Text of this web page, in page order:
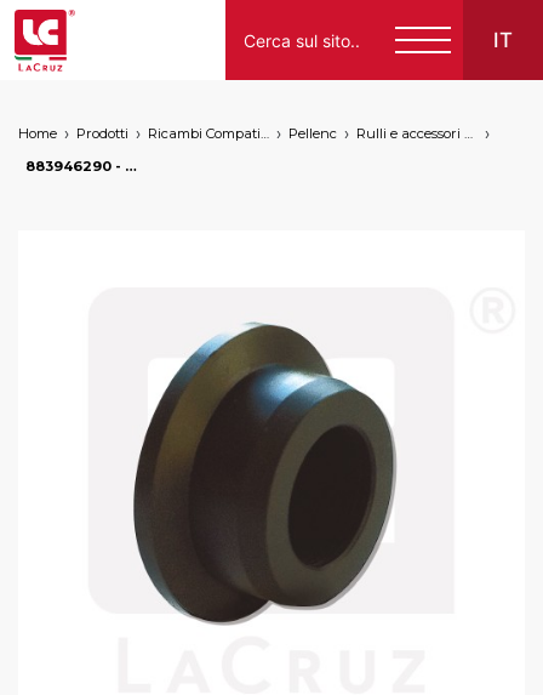
IT
Italiano
Home Prodotti Ricambi Compatibili per Vendemmiatrici a Marchio Pellenc
Rulli e accessori per trasporto
883946290 - Boccola convogliatore Pellenc, markets: []string{"A", "B", "AU"}